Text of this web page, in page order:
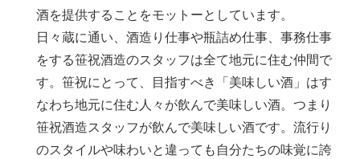
酒を提供することをモットーとしています。
日々蔵に通い、酒造り仕事や瓶詰め仕事、事務仕事
をする笹祝酒造のスタッフは全て地元に住む仲間で
す。笹祝にとって、目指すべき「美味しい酒」はす
なわち地元に住む人々が飲んで美味しい酒。つまり
笹祝酒造スタッフが飲んで美味しい酒です。流行り
のスタイルや味わいと違っても自分たちの味覚に誇